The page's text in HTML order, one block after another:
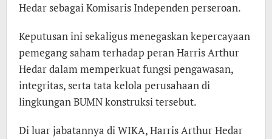
Hedar sebagai Komisaris Independen perseroan.
Keputusan ini sekaligus menegaskan kepercayaan
pemegang saham terhadap peran Harris Arthur
Hedar dalam memperkuat fungsi pengawasan,
integritas, serta tata kelola perusahaan di
lingkungan BUMN konstruksi tersebut.
Di luar jabatannya di WIKA, Harris Arthur Hedar